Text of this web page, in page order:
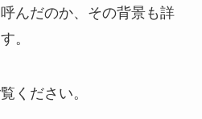
んだのか、その背景も詳
。
ください。